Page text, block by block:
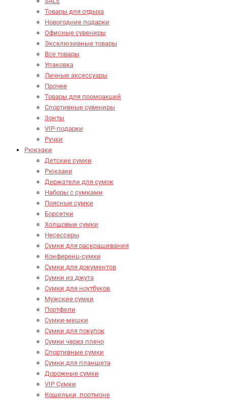
Товары для отдыха
Новогодние подарки
Офисные сувениры
Эксклюзивные товары
Все товары
Упаковка
Личные аксессуары
Прочее
Товары для промоакций
Спортивные сувениры
Зонты
VIP-подарки
Ручки
Рюкзаки
Детские сумки
Рюкзаки
Держатели для сумок
Наборы с сумками
Поясные сумки
Борсетки
Холщовые сумки
Несессеры
Сумки для раскрашивания
Конференц-сумки
Сумки для документов
Сумки из джута
Сумки для ноутбуков
Мужские сумки
Портфели
Сумки-мешки
Сумки для покупок
Сумки через плечо
Спортивные сумки
Сумки для планшета
Дорожные сумки
VIP Сумки
Кошельки, портмоне